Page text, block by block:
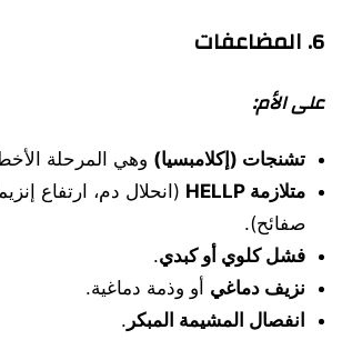
6. المضاعفات
على الأم:
تشنجات (إكلامبسيا) وهي المرحلة
متلازمة HELLP
(انحلال دم، ارتفاع
صفائح).
فشل كلوي أو كبدي.
نزيف دماغي أو وذمة دماغية.
انفصال المشيمة المبكر .